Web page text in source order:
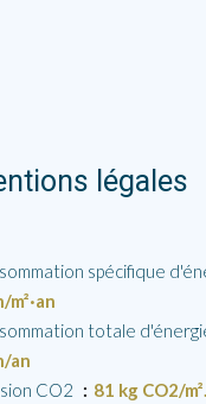
légales
spécifique
m²·an
totale
an
CO2
81 kg CO2/